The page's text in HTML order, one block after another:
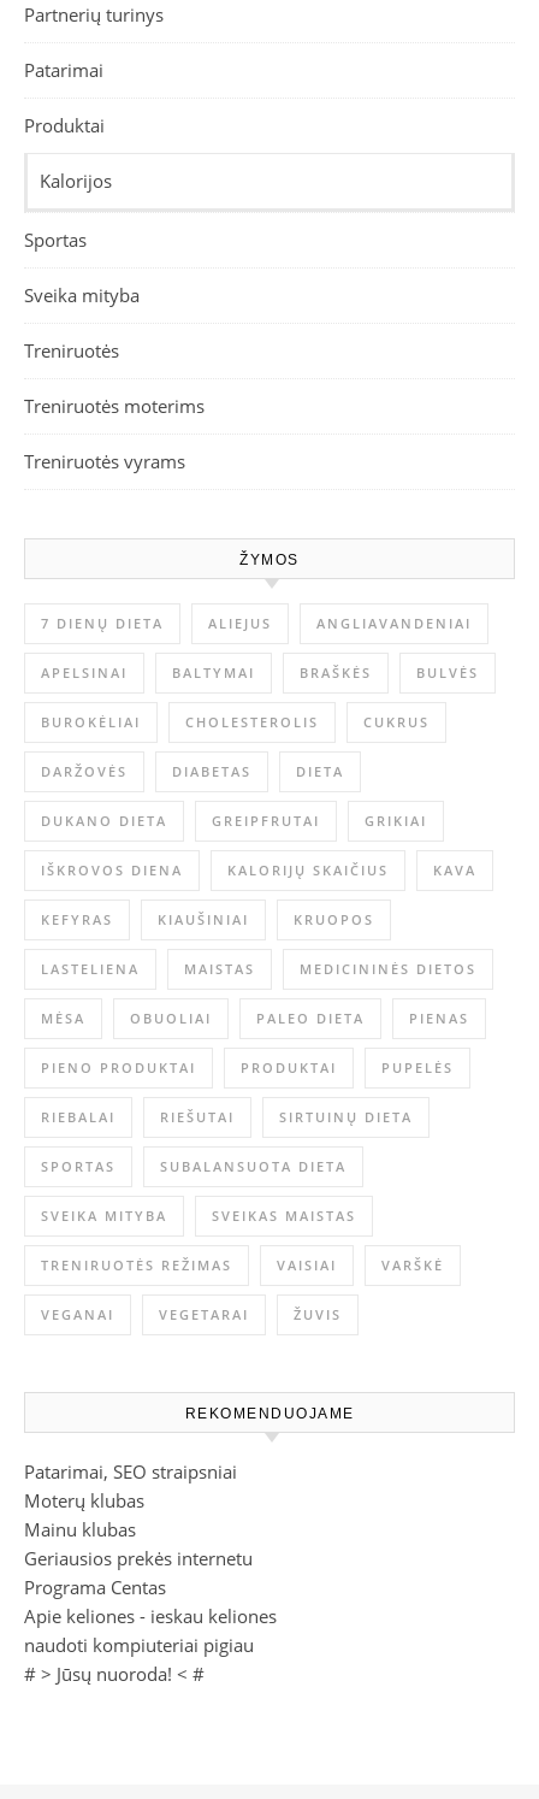
Partnerių turinys
Patarimai
Produktai
Kalorijos
Sportas
Sveika mityba
Treniruotės
Treniruotės moterims
Treniruotės vyrams
ŽYMOS
7 DIENŲ DIETA ALIEJUS ANGLIAVANDENIAI
APELSINAI BALTYMAI BRAŠKĖS BULVĖS
BUROKĖLIAI CHOLESTEROLIS CUKRUS
DARŽOVĖS DIABETAS DIETA
DUKANO DIETA GREIPFRUTAI GRIKIAI
IŠKROVOS DIENA KALORIJŲ SKAIČIUS KAVA
KEFYRAS KIAUŠINIAI KRUOPOS
LASTELIENA MAISTAS MEDICININĖS DIETOS
MĖSA OBUOLIAI PALEO DIETA PIENAS
PIENO PRODUKTAI PRODUKTAI PUPELĖS
RIEBALAI RIEŠUTAI SIRTUINŲ DIETA
SPORTAS SUBALANSUOTA DIETA
SVEIKA MITYBA SVEIKAS MAISTAS
TRENIRUOTĖS REŽIMAS VAISIAI VARŠKĖ
VEGANAI VEGETARAI ŽUVIS
REKOMENDUOJAME
Patarimai, SEO straipsniai
Moterų klubas
Mainu klubas
Geriausios prekės internetu
Programa Centas
Apie keliones - ieskau keliones
naudoti kompiuteriai pigiau
# > Jūsų nuoroda! < #